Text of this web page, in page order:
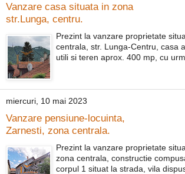
Vanzare casa situata in zona
str.Lunga, centru.
Prezint la vanzare proprietate
centrala, str. Lunga-Centru, casa
utili si teren aprox. 400 mp, cu
miercuri, 10 mai 2023
Vanzare pensiune-locuinta,
Zarnesti, zona centrala.
Prezint la vanzare proprietate
zona centrala, constructie
corpul 1 situat la strada, vila